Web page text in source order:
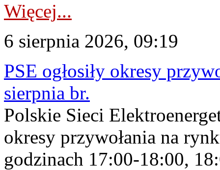
Więcej...
6 sierpnia 2026, 09:19
PSE ogłosiły okresy
sierpnia br.
Polskie Sieci
okresy przywołania na
godzinach 17:00-18:00,